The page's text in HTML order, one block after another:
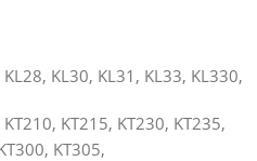
KL30, KL31, KL33, KL330,
KT215, KT230, KT235,
KT305,